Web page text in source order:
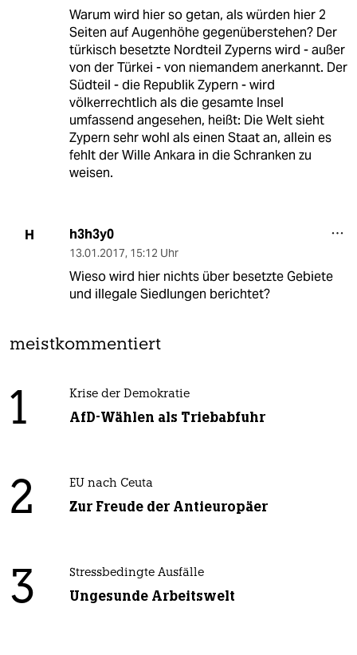
Warum wird hier so getan, als würden hier 2
Seiten auf Augenhöhe gegenüberstehen? Der
türkisch besetzte Nordteil Zyperns wird - außer
von der Türkei - von niemandem anerkannt. Der
Südteil - die Republik Zypern - wird
völkerrechtlich als die gesamte Insel
umfassend angesehen, heißt: Die Welt sieht
Zypern sehr wohl als einen Staat an, allein es
fehlt der Wille Ankara in die Schranken zu
weisen.
H h3h3y0
13.01.2017, 15:12 Uhr
Wieso wird hier nichts über besetzte Gebiete
und illegale Siedlungen berichtet?
meistkommentiert
1 Krise der Demokratie
AfD-Wählen als Triebabfuhr
2 EU nach Ceuta
Zur Freude der Antieuropäer
3 Stressbedingte Ausfälle
Ungesunde Arbeitswelt